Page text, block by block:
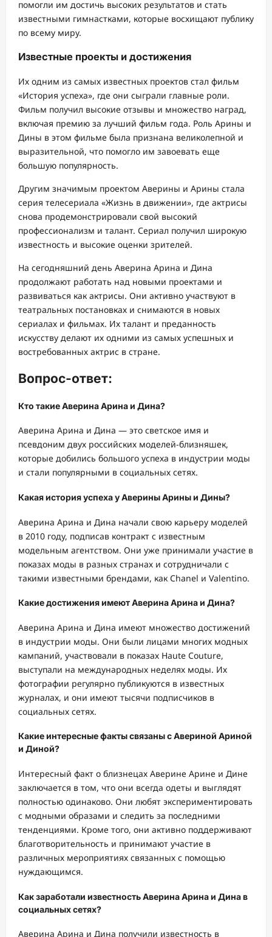
помогли им достичь высоких результатов и стать
известными гимнастками, которые восхищают публику
по всему миру.
Известные проекты и достижения
Их одним из самых известных проектов стал фильм
«История успеха», где они сыграли главные роли.
Фильм получил высокие отзывы и множество наград,
включая премию за лучший фильм года. Роль Арины и
Дины в этом фильме была признана великолепной и
выразительной, что помогло им завоевать еще
большую популярность.
Другим значимым проектом Аверины и Арины стала
серия телесериала «Жизнь в движении», где актрисы
снова продемонстрировали свой высокий
профессионализм и талант. Сериал получил широкую
известность и высокие оценки зрителей.
На сегодняшний день Аверина Арина и Дина
продолжают работать над новыми проектами и
развиваться как актрисы. Они активно участвуют в
театральных постановках и снимаются в новых
сериалах и фильмах. Их талант и преданность
искусству делают их одними из самых успешных и
востребованных актрис в стране.
Вопрос-ответ:
Кто такие Аверина Арина и Дина?
Аверина Арина и Дина — это светское имя и
псевдоним двух российских моделей-близняшек,
которые добились большого успеха в индустрии моды
и стали популярными в социальных сетях.
Какая история успеха у Аверины Арины и Дины?
Аверина Арина и Дина начали свою карьеру моделей
в 2010 году, подписав контракт с известным
модельным агентством. Они уже принимали участие в
показах моды в разных странах и сотрудничали с
такими известными брендами, как Chanel и Valentino.
Какие достижения имеют Аверина Арина и Дина?
Аверина Арина и Дина имеют множество достижений
в индустрии моды. Они были лицами многих модных
кампаний, участвовали в показах Haute Couture,
выступали на международных неделях моды. Их
фотографии регулярно публикуются в известных
журналах, и они имеют тысячи подписчиков в
социальных сетях.
Какие интересные факты связаны с Авериной Ариной
и Диной?
Интересный факт о близнецах Аверине Арине и Дине
заключается в том, что они всегда одеты и выглядят
полностью одинаково. Они любят экспериментировать
с модными образами и следить за последними
тенденциями. Кроме того, они активно поддерживают
благотворительность и принимают участие в
различных мероприятиях связанных с помощью
нуждающимся.
Как заработали известность Аверина Арина и Дина в
социальных сетях?
Аверина Арина и Дина получили известность в